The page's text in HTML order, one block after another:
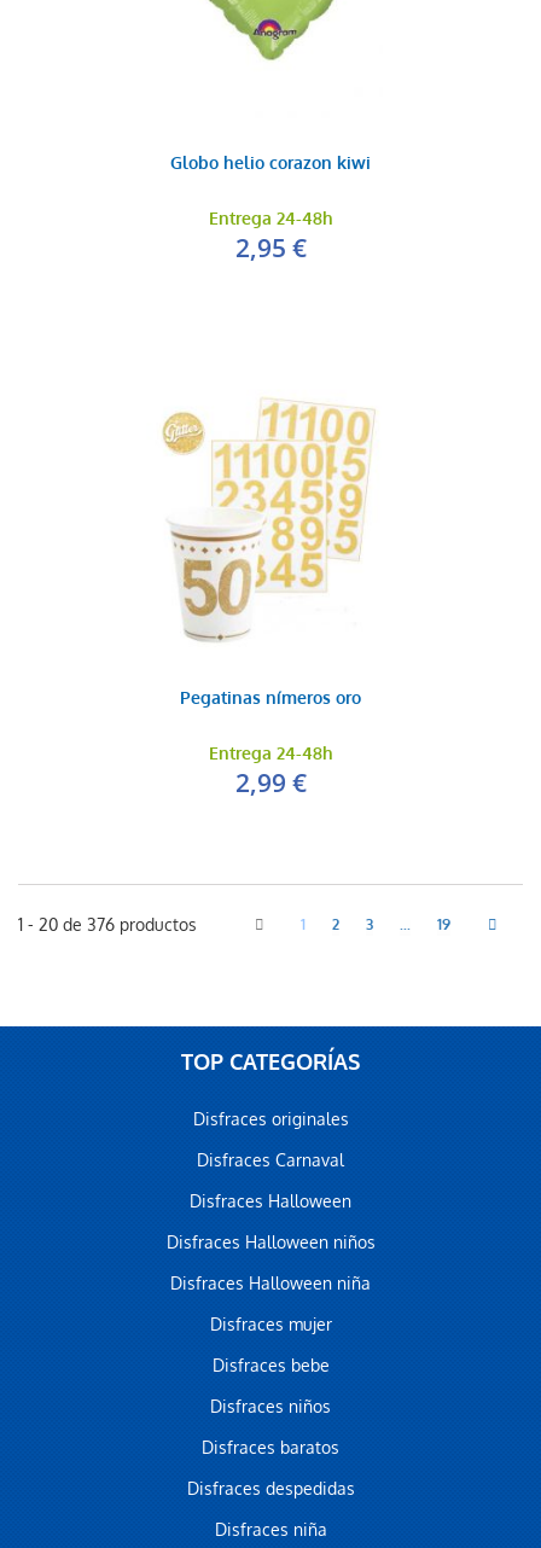
Globo helio corazon kiwi
Entrega 24-48h
2,95 €
Pegatinas nímeros oro
Entrega 24-48h
2,99 €
1 - 20 de 376 productos 1 2 3 ... 19
TOP CATEGORÍAS
Disfraces originales
Disfraces Carnaval
Disfraces Halloween
Disfraces Halloween niños
Disfraces Halloween niña
Disfraces mujer
Disfraces bebe
Disfraces niños
Disfraces baratos
Disfraces despedidas
Disfraces niña